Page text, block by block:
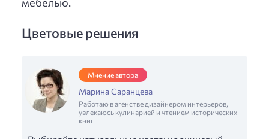
Цветовые решения
Мнение автора
Марина Саранцева
Работаю в агенстве дизайнером интерьеров,
увлекаюсь кулинарией и чтением исторических
книг